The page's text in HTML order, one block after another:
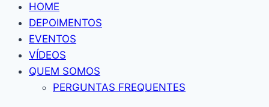
HOME
DEPOIMENTOS
EVENTOS
VÍDEOS
QUEM SOMOS
PERGUNTAS FREQUENTES